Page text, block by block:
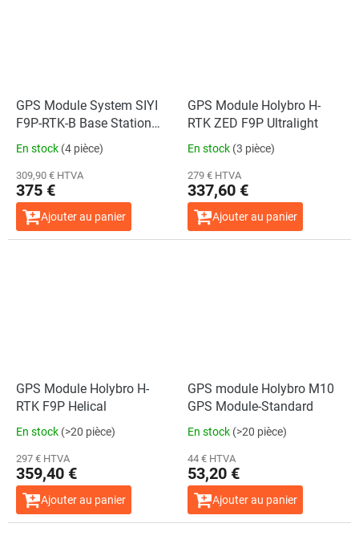
GPS Module System SIYI
F9P-RTK-B Base Station
Combo
En stock (4 pièce)
309,90 € HTVA
375 €
Ajouter au panier
GPS Module Holybro H-
RTK ZED F9P Ultralight
En stock (3 pièce)
279 € HTVA
337,60 €
Ajouter au panier
GPS Module Holybro H-
RTK F9P Helical
En stock (>20 pièce)
297 € HTVA
359,40 €
Ajouter au panier
GPS module Holybro M10
GPS Module-Standard
En stock (>20 pièce)
44 € HTVA
53,20 €
Ajouter au panier